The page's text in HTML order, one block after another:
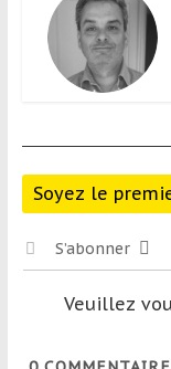
Soyez le
S’abonner
Veuillez